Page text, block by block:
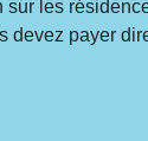
les
devez payer